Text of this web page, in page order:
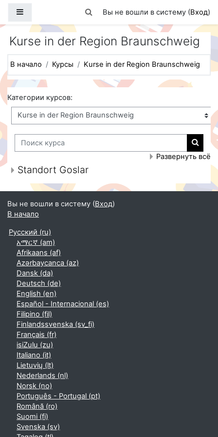
Изменить данные поисковой
Вы не вошли в систему (Вход)
Kurse in der Region Braunschweig
В начало Курсы Kurse in der Region Braunschweig
Категории курсов:
Поиск курса
Поиск
Развернуть всё
Standort Goslar
Вы не вошли в систему (Вход)
В начало
Русский ‎(ru)‎
አማርኛ ‎(am)‎
Afrikaans ‎(af)‎
Azərbaycanca ‎(az)‎
Dansk ‎(da)‎
Deutsch ‎(de)‎
English ‎(en)‎
Español - Internacional ‎(es)‎
Filipino ‎(fil)‎
Finlandssvenska ‎(sv_fi)‎
Français ‎(fr)‎
isiZulu ‎(zu)‎
Italiano ‎(it)‎
Lietuvių ‎(lt)‎
Nederlands ‎(nl)‎
Norsk ‎(no)‎
Português - Portugal ‎(pt)‎
Română ‎(ro)‎
Suomi ‎(fi)‎
Svenska ‎(sv)‎